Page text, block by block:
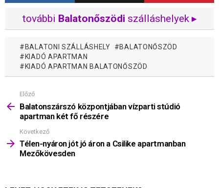
további Balatonőszödi szálláshelyek ▸
BALATONI SZÁLLÁSHELY
BALATONŐSZÖD
KIADÓ APARTMAN
KIADÓ APARTMAN BALATONŐSZÖD
Mutass
többet
Előző
Balatonszárszó központjában vízparti stúdió
apartman két fő részére
Következő
Télen-nyáron jót jó áron a Csilike apartmanban
Mezőkövesden